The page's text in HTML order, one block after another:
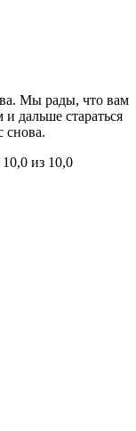
Мы рады, что вам
дальше стараться
снова.
10,0 из 10,0